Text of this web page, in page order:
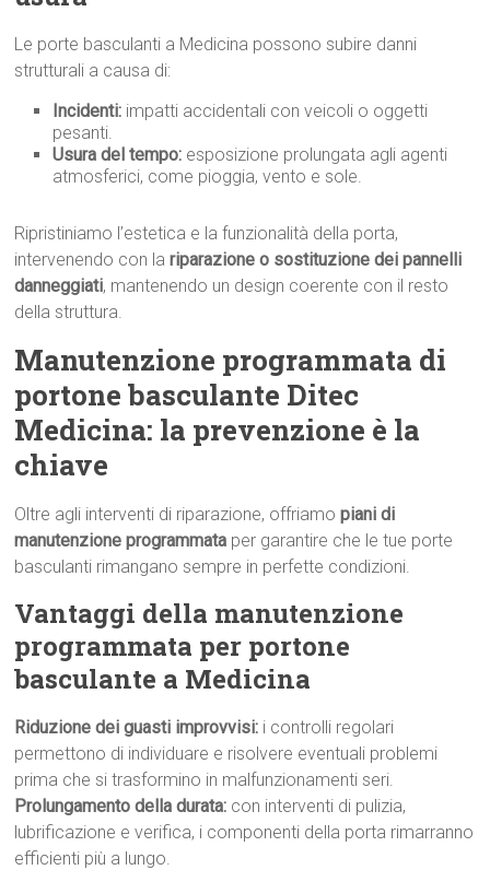
Le porte basculanti a Medicina possono subire danni
strutturali a causa di:
Incidenti: impatti accidentali con veicoli o oggetti
pesanti.
Usura del tempo: esposizione prolungata agli agenti
atmosferici, come pioggia, vento e sole.
Ripristiniamo l’estetica e la funzionalità della porta,
intervenendo con lariparazione o sostituzione dei pannelli
danneggiati, mantenendo un design coerente con il resto
della struttura.
Manutenzione programmata di
portone basculante Ditec
Medicina: la prevenzione è la
chiave
Oltre agli interventi di riparazione, offriamopiani di
manutenzione programmata per garantire che le tue porte
basculanti rimangano sempre in perfette condizioni.
Vantaggi della manutenzione
programmata per portone
basculante a Medicina
Riduzione dei guasti improvvisi: i controlli regolari
permettono di individuare e risolvere eventuali problemi
prima che si trasformino in malfunzionamenti seri.
Prolungamento della durata: con interventi di pulizia,
lubrificazione e verifica, i componenti della porta rimarranno
efficienti più a lungo.